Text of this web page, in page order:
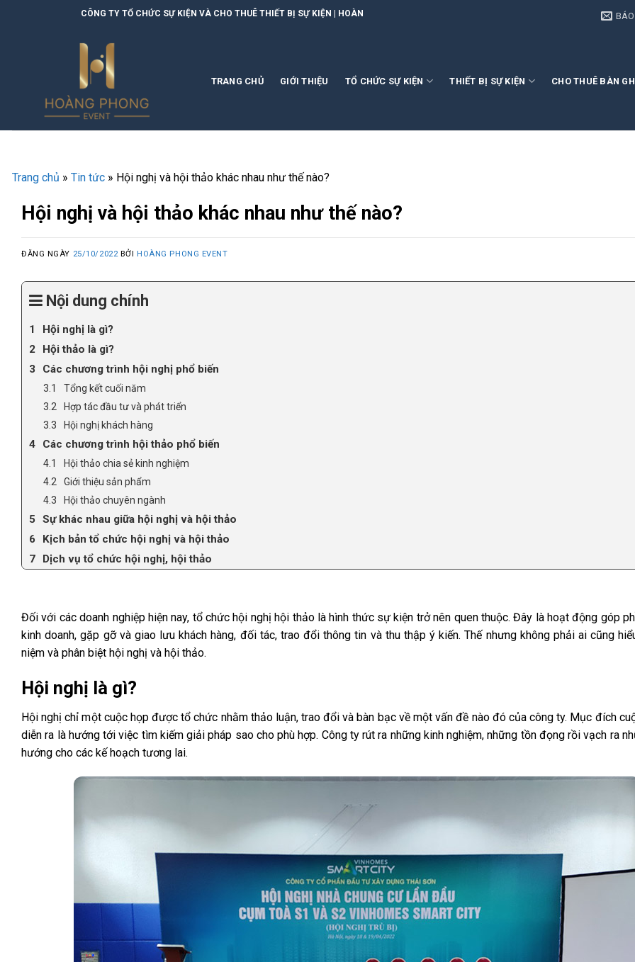
CÔNG TY TỔ CHỨC SỰ KIỆN VÀ CHO THUÊ THIẾT BỊ SỰ KIỆN | HOÀNG PHONG EVENT
TRANG CHỦ GIỚI THIỆU TỔ CHỨC SỰ KIỆN THIẾT BỊ SỰ KIỆN CHO THUÊ BÀN
Trang chủ » Tin tức » Hội nghị và hội thảo khác nhau như thế nào?
Hội nghị và hội thảo khác nhau như thế nào?
ĐĂNG NGÀY 25/10/2022BỞI HOÀNG PHONG EVENT
Nội dung chính
Hội nghị là gì?
Hội thảo là gì?
Các chương trình hội nghị phổ biến
Tổng kết cuối năm
Hợp tác đầu tư và phát triển
Hội nghị khách hàng
Các chương trình hội thảo phổ biến
Hội thảo chia sẻ kinh nghiệm
Giới thiệu sản phẩm
Hội thảo chuyên ngành
Sự khác nhau giữa hội nghị và hội thảo
Kịch bản tổ chức hội nghị và hội thảo
Dịch vụ tổ chức hội nghị, hội thảo
Đối với các doanh nghiệp hiện nay, tổ chức hội nghị hội thảo là hình thức sự kiện trở nên quen thuộc. Đây là hoạt động góp
kinh doanh, gặp gỡ và giao lưu khách hàng, đối tác, trao đổi thông tin và thu thập ý kiến. Thế nhưng không phải ai cũng
niệm và phân biệt hội nghị và hội thảo.
Hội nghị là gì?
Hội nghị chỉ một cuộc họp được tổ chức nhằm thảo luận, trao đổi và bàn bạc về một vấn đề nào đó của công ty. Mục đích
diễn ra là hướng tới việc tìm kiếm giải pháp sao cho phù hợp. Công ty rút ra những kinh nghiệm, những tồn đọng rồi vạch ra
hướng cho các kế hoạch tương lai.